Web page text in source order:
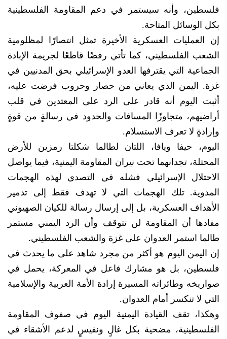
فلسطين، وأنه سيستمر في دعم المقاومة الفلسطينية
بكل الوسائل المتاحة.
إن العمليات العسكرية الأخيرة تمثل انتصارًا لمظلومية
الشعب الفلسطيني، كما تأتي رفضًا قاطعًا لجريمة الإبادة
الجماعية التي يقترفها العدو الإسرائيلي بحق المدنيين في
غزة. اليمن الذي يعاني من حصار وحروب فرضت عليه،
أثبت اليوم أنه قادر على الرد على المعتدين في قلب
أراضيهم، متجاوزًا المسافات والحدود في رسالةٍ من قوةٍ
وإرادةٍ لا تعرف الاستسلام.
اليوم، حيفا ويافا، اللتان لطالما شكلتا رمزين للأرض
المحتلة، تجدانهما تحت نيران المقاومة اليمنية، فيما يواصل
الاحتلال الإسرائيلي فشله في التصدي لهذه الهجمات
المدوية. تلك الهجمات التي لا تهدف فقط إلى تدمير
الأهداف العسكرية، بل إلى إرسال رسالة للكيان الصهيوني
مفادها أن المقاومة لن تتوقف وأن الرد اليمني مستمر
طالما استمر العدوان على غزة والشعب الفلسطيني.
إن اليمن اليوم هو أكثر من مجرد شاهد على ما يحدث في
فلسطين، بل هو مشارك فاعل في المعركة، يحمل في
صواريخه وطائراته المسيرة إرادة الأمة العربية والإسلامية
التي لا تنكسر أمام العدوان.
وهكذا، تقف القيادة اليمنية اليوم في صفوف المقاومة
الفلسطينية، مضحية بكل غالٍ ونفيسٍ لدعم الأشقاء في